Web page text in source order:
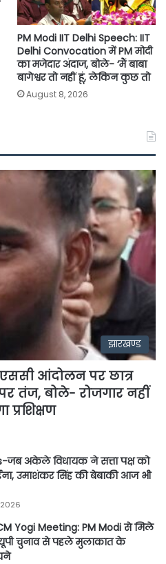
PM Modi IIT Delhi Speech: IIT
Delhi Convocation में PM मोदी
का मजेदार अंदाज, बोले- ‘मैं बाबा
बागेश्वर तो नहीं हूं, लेकिन कुछ तो
August 8, 2026
झारखण्ड
आंदोलन पर छात्र
तंज, बोले- रोजगार नहीं
प्रशिक्षण
जब अकेले विधायक ने सत्ता पक्ष को
उमाशंकर सिंह की बेबाकी आज भी
Yogi Meeting: PM Modi से मिले
चुनाव से पहले मुलाकात के